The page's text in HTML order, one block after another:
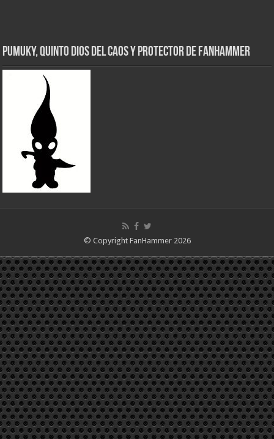
Pumuky, Quinto Dios del Caos y Protector de FanHammer
© Copyright FanHammer 2026